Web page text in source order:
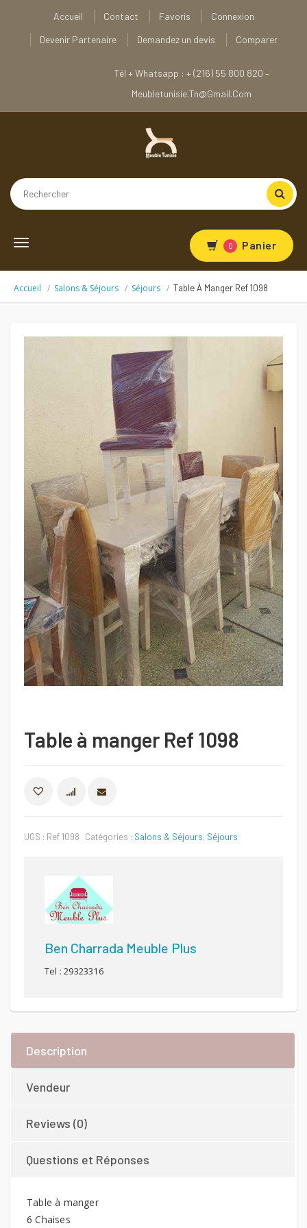
Accueil Contact Favoris
Connexion
Devenir Partenaire
Demandez un devis Comparer
Tél + Whatsapp : + (216) 55 800 820 –
Meubletunisie.tn@gmail.com
Toggle
0 Panier
Accueil Salons & Séjours Séjours Table À Manger Ref 1098
Table à manger Ref 1098
COMPARER
UGS : Ref 1098 Catégories : Salons & Séjours, Séjours
Ben Charrada Meuble Plus
Tel : 29323316
Description
Vendeur
Reviews (0)
Questions et Réponses
Table à manger
6 Chaises